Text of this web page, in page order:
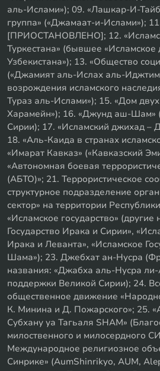
аль-Ислами»); 09. «Лашкар-И-
группа» («Джамаат-и-Ислами»);
[ПРИОСТАНОВЛЕНО]; 12.
Туркестана» (бывшее
Узбекистана»); 13. «Общество
(«Джамият аль-Ислах аль-
возрождения исламского
Тураз аль-Ислами»); 15. «Дом
Харамейн»); 16. «Джунд аш-Шам»
Сирии); 17. «Исламский джихад –
18. «Аль-Каида в странах
«Имарат Кавказ» («Кавказский
«Автономная боевая
(АБТО)»; 21. Террористическое
структурное подразделение
сектор» на территории
«Исламское государство»
Государство Ирака и Сирии»,
Ирака и Леванта», «Исламское
Шама»); 23. Джебхат ан-Нусра
названия: «Джабха аль-Нусра
поддержки Великой Сирии); 24.
общественное движение
К. Минина и Д. Пожарского»; 25.
Субхану уа Тагьаля SHAM»
милоственного и милосердного
Международное религиозное
Синрике» (AumShinrikyo, AUM,